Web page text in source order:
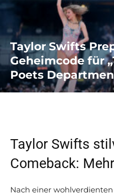
Taylor Swifts
Geheimcode für
Poets
Taylor Swifts
Comeback:
Nach einer